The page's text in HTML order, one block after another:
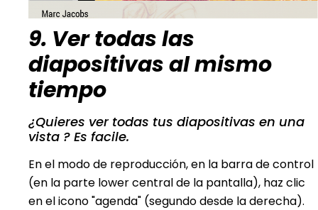
9. Ver todas las
diapositivas al mismo
tiempo
¿Quieres ver todas tus diapositivas en una
vista ? Es facile.
En el modo de reproducción, en la barra de control
(en la parte lower central de la pantalla), haz clic
en el icono "agenda" (segundo desde la derecha).